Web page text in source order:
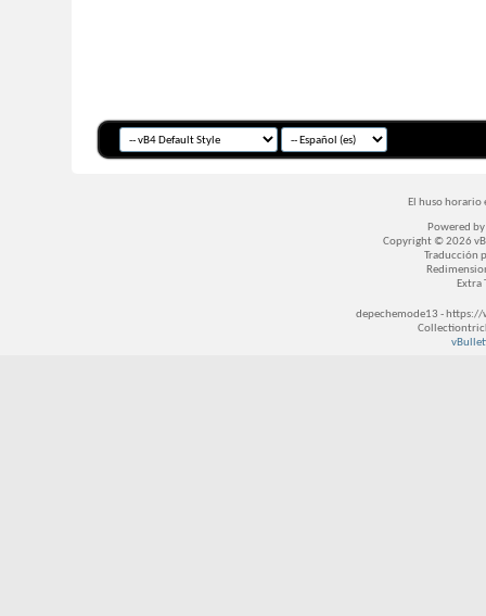
El huso horario
Powered by
Copyright © 2026
Traducción
Extra
depechemode13 -